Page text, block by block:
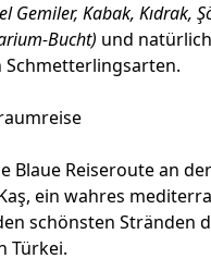
Gemiler, Kabak, Kıdrak,
Bucht) und
Schmetterlingsarten.
Blaue Reiseroute an
ein wahres
schönsten Stränden
Türkei.